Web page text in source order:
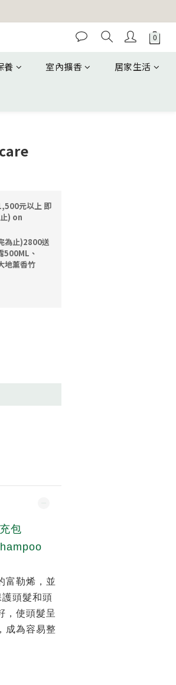
養 室內擴香 居家生活
元以上 即
) on
為止)2800送
500ML、
地薰香竹
包
富勒烯，並
頭髮和頭
，使頭髮呈
成為容易整